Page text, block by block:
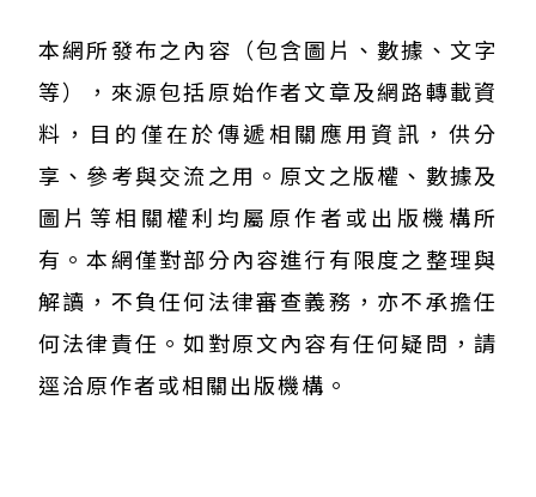
本網所發布之內容（包含圖片、數據、文字
等），來源包括原始作者文章及網路轉載資
料，目的僅在於傳遞相關應用資訊，供分
享、參考與交流之用。原文之版權、數據及
圖片等相關權利均屬原作者或出版機構所
有。本網僅對部分內容進行有限度之整理與
解讀，不負任何法律審查義務，亦不承擔任
何法律責任。如對原文內容有任何疑問，請
逕洽原作者或相關出版機構。